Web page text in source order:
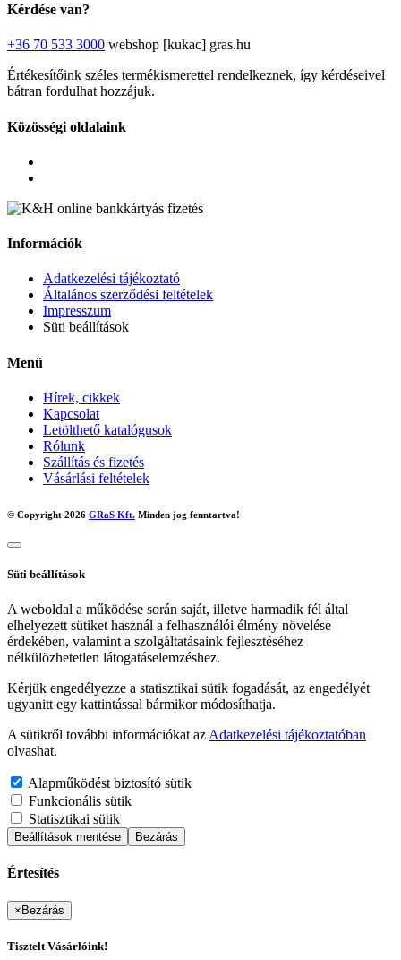
Kérdése van?
+36 70 533 3000 webshop [kukac] gras.hu
Értékesítőink széles termékismerettel rendelkeznek, így kérdéseivel
bátran fordulhat hozzájuk.
Közösségi oldalaink
Információk
Adatkezelési tájékoztató
Általános szerződési feltételek
Impresszum
Süti beállítások
Menü
Hírek, cikkek
Kapcsolat
Letölthető katalógusok
Rólunk
Szállítás és fizetés
Vásárlási feltételek
© Copyright 2026 GRaS Kft. Minden jog fenntartva!
Süti beállítások
A weboldal a működése során saját, illetve harmadik fél által
elhelyezett sütiket használ a felhasználói élmény növelése
érdekében, valamint a szolgáltatásaink fejlesztéséhez
nélkülözhetetlen látogatáselemzéshez.
Kérjük engedélyezze a statisztikai sütik fogadását, az engedélyét
ugyanitt egy kattintással bármikor módosíthatja.
A sütikről további információkat az Adatkezelési tájékoztatóban
olvashat.
Alapműködést biztosító sütik
Funkcionális sütik
Statisztikai sütik
Beállítások mentése Bezárás
Értesítés
× Bezárás
Tisztelt Vásárlóink!